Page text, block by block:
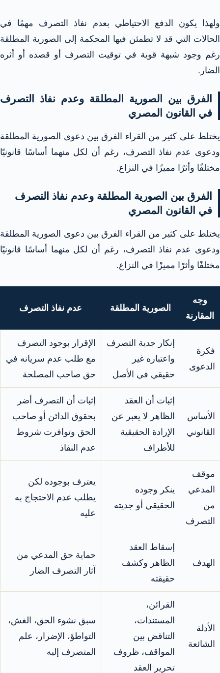
ولهذا يكون الدفع الاحتياطي بعدم نفاذ التصرف مهمًا في
الحالات التي قد لا تطمئن فيها المحكمة إلى الصورية المطلقة
رغم وجود شبهة قوية في توقيت التصرف أو قصده أو أثره
الضار.
الفرق بين الصورية المطلقة وعدم نفاذ التصرف
في القانون المصري
يختلط على كثير من القراء الفرق بين دعوى الصورية المطلقة
ودعوى عدم نفاذ التصرف، رغم أن لكل منهما أساسًا قانونيًا
مختلفًا وأثرًا مميزًا في النزاع.
الفرق بين الصورية المطلقة وعدم نفاذ التصرف
في القانون المصري
يختلط على كثير من القراء الفرق بين دعوى الصورية المطلقة
ودعوى عدم نفاذ التصرف، رغم أن لكل منهما أساسًا قانونيًا
مختلفًا وأثرًا مميزًا في النزاع.
وجه
المقارنة
الصورية المطلقة عدم نفاذ التصرف
فكرة
الدعوى
إنكار جدية التصرف
واعتباره غير
حقيقي في الأصل
الإقرار بوجود التصرف
مع طلب عدم سريانه في
حق صاحب المصلحة
الأساس
القانوني
إثبات أن العقد
الظاهر لا يعبر عن
الإرادة الحقيقية
للأطراف
إثبات أن التصرف أضر
بحقوق الدائن أو صاحب
الحق وتوافرت شروط
عدم النفاذ
موقف
المدعي
من
التصرف
ينكر وجوده
الحقيقي أو جديته
يعترف بوجوده لكن
يطلب عدم الاحتجاج به
عليه
الهدف
إسقاط العقد
الظاهر وكشف
حقيقته
حماية حق المدعي من
آثار التصرف الضار
الأدلة
الشائعة
القرائن،
المستندات،
التناقض بين
المواقف، ظروف
تحرير العقد
سبق نشوء الحق، الغش،
التواطؤ، الإضرار، علم
المتصرف إليه